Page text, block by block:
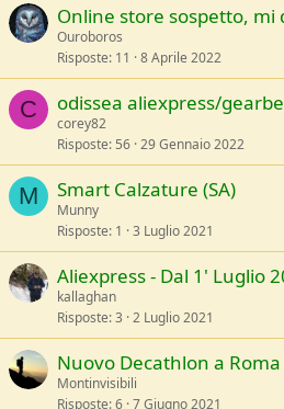
Online store sospetto, mi
Ouroboros
Risposte 11 8 Aprile 2022
C odissea aliexpress/
corey82
Risposte 56 29 Gennaio 2022
M Smart Calzature (SA)
Munny
Risposte 1 3 Luglio 2021
Aliexpress - Dal 1' Luglio
kallaghan
Risposte 3 2 Luglio 2021
Nuovo Decathlon a
Montinvisibili
Risposte 6 7 Giugno 2021